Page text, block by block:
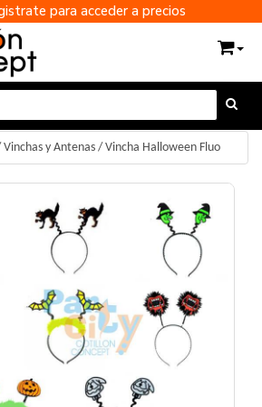
para acceder a precios
Vinchas y Antenas / Vincha Halloween Fluo